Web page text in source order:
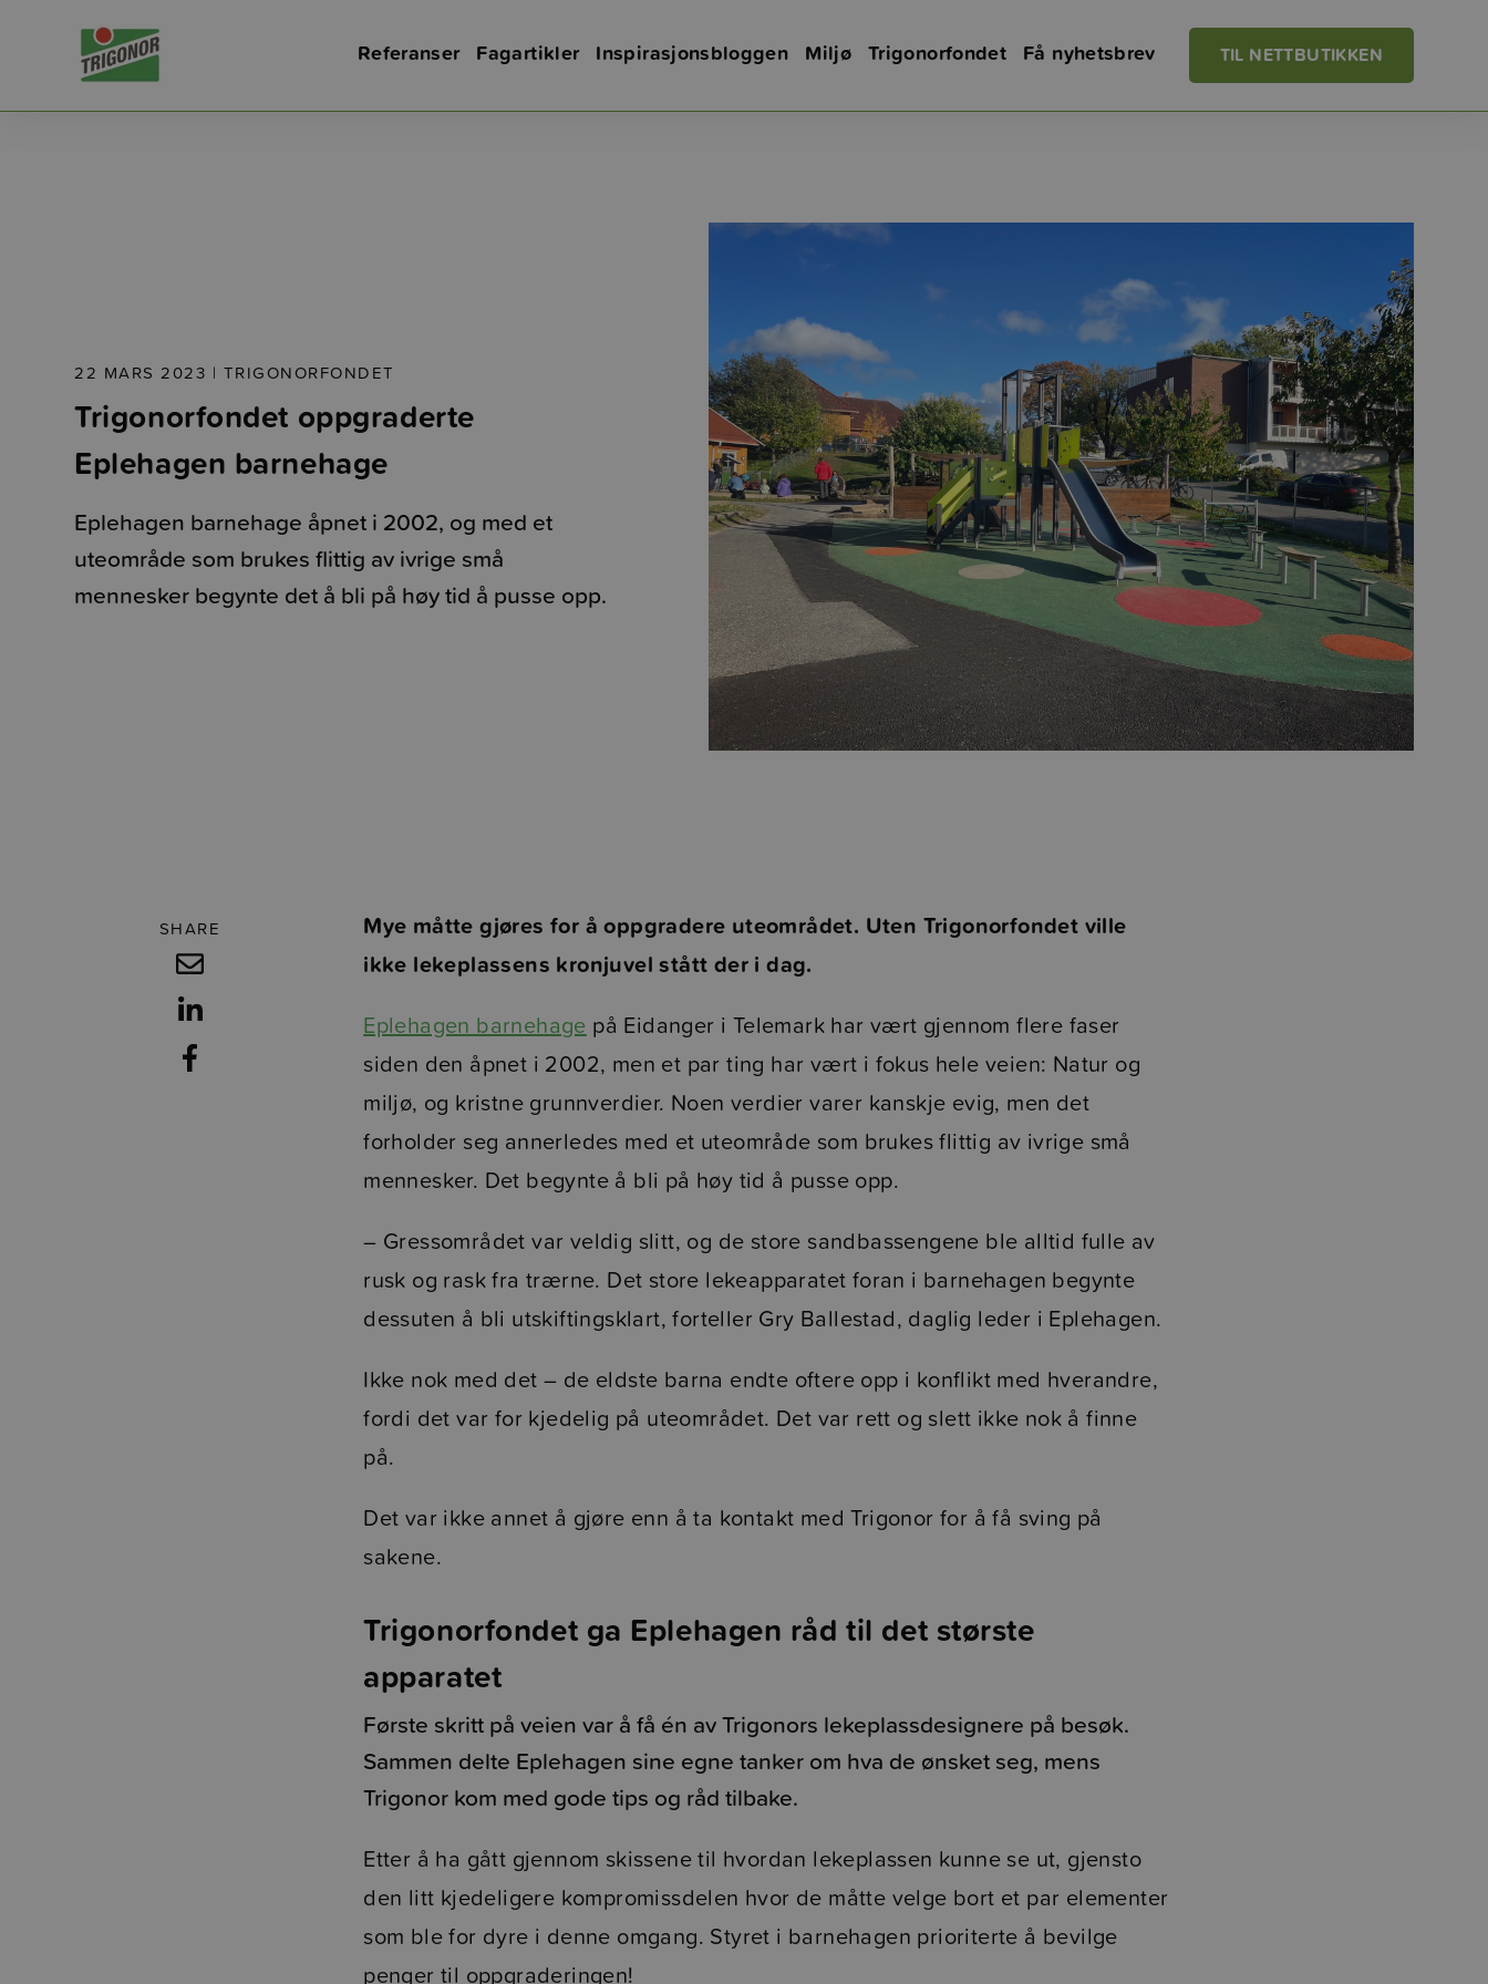
Referanser Fagartikler Inspirasjonsbloggen Miljø Trigonorfondet Få nyhetsbrev TIL NETTBUTIKKEN
22 MARS 2023 | TRIGONORFONDET
Trigonorfondet oppgraderte
Eplehagen barnehage
Eplehagen barnehage åpnet i 2002, og med et
uteområde som brukes flittig av ivrige små
mennesker begynte det å bli på høy tid å pusse opp.
SHARE
Mye måtte gjøres for å oppgradere uteområdet. Uten Trigonorfondet ville
ikke lekeplassens kronjuvel stått der i dag.
Eplehagen barnehage på Eidanger i Telemark har vært gjennom flere faser
siden den åpnet i 2002, men et par ting har vært i fokus hele veien: Natur og
miljø, og kristne grunnverdier. Noen verdier varer kanskje evig, men det
forholder seg annerledes med et uteområde som brukes flittig av ivrige små
mennesker. Det begynte å bli på høy tid å pusse opp.
– Gressområdet var veldig slitt, og de store sandbassengene ble alltid fulle av
rusk og rask fra trærne. Det store lekeapparatet foran i barnehagen begynte
dessuten å bli utskiftingsklart, forteller Gry Ballestad, daglig leder i Eplehagen.
Ikke nok med det – de eldste barna endte oftere opp i konflikt med hverandre,
fordi det var for kjedelig på uteområdet. Det var rett og slett ikke nok å finne
på.
Det var ikke annet å gjøre enn å ta kontakt med Trigonor for å få sving på
sakene.
Trigonorfondet ga Eplehagen råd til det største
apparatet
Første skritt på veien var å få én av Trigonors lekeplassdesignere på besøk.
Sammen delte Eplehagen sine egne tanker om hva de ønsket seg, mens
Trigonor kom med gode tips og råd tilbake.
Etter å ha gått gjennom skissene til hvordan lekeplassen kunne se ut, gjensto
den litt kjedeligere kompromissdelen hvor de måtte velge bort et par elementer
som ble for dyre i denne omgang. Styret i barnehagen prioriterte å bevilge
penger til oppgraderingen!